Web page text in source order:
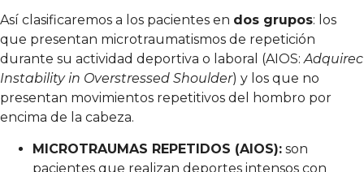
Así clasificaremos a los pacientes en dos grupos: los
que presentan microtraumatismos de repetición
durante su actividad deportiva o laboral (AIOS:Adquirec
Instability in Overstressed Shoulder) y los que no
presentan movimientos repetitivos del hombro por
encima de la cabeza.
MICROTRAUMAS REPETIDOS (AIOS): son
pacientes que realizan deportes intensos con